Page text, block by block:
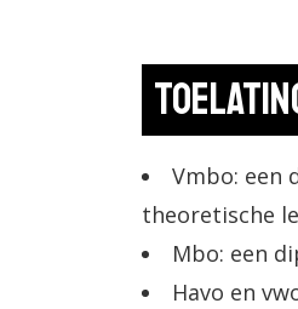
verwerken op
van andere
BOL/BBL
Deze
Vmbo: een
theoretische
Mbo: een
Havo en